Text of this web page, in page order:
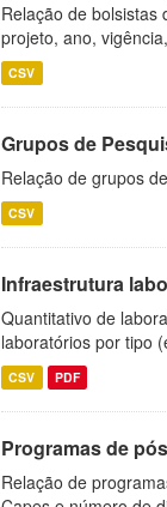
Relação de
projeto, ano,
CSV
Grupos de
Relação de grupos
CSV
Infraestrutura
Quantitativo de
laboratórios por tipo
CSV PDF
Programas de
Relação de